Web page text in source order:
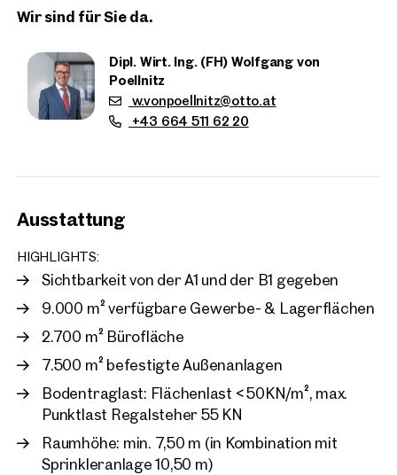
jeglichen Wohnliegenschaften inmitten eines wachsenden
Florian. Durch die Lage an der A1 bzw. B1 gibt es keine
Restriktionen im Hinblick auf Lärmemissionen sowie
Betriebszeiten.
Wir sind für Sie da.
Dipl. Wirt. Ing. (FH) Wolfgang von
Poellnitz
w.vonpoellnitz@otto.at
+43 664 511 62 20
Ausstattung
HIGHLIGHTS:
Sichtbarkeit von der A1 und der B1 gegeben
9.000 m² verfügbare Gewerbe- & Lagerflächen
2.700 m² Bürofläche
7.500 m² befestigte Außenanlagen
Bodentraglast: Flächenlast < 50KN/m², max.
Punktlast Regalsteher 55 KN
Raumhöhe: min. 7,50 m (in Kombination mit
Sprinkleranlage 10,50 m)
in der Nähe
Industrie- und
Oberösterreich - neue
der Vorvermarktung
ca. 4.721 m² Nutzfläche